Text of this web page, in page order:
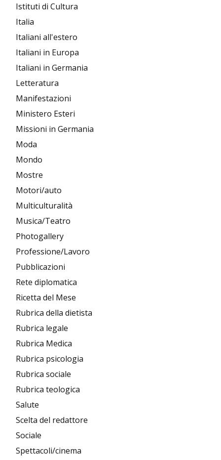
Istituti di Cultura
Italia
Italiani all'estero
Italiani in Europa
Italiani in Germania
Letteratura
Manifestazioni
Ministero Esteri
Missioni in Germania
Moda
Mondo
Mostre
Motori/auto
Multiculturalità
Musica/Teatro
Photogallery
Professione/Lavoro
Pubblicazioni
Rete diplomatica
Ricetta del Mese
Rubrica della dietista
Rubrica legale
Rubrica Medica
Rubrica psicologia
Rubrica sociale
Rubrica teologica
Salute
Scelta del redattore
Sociale
Spettacoli/cinema